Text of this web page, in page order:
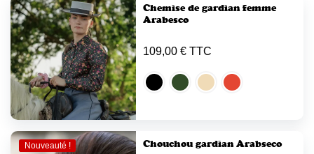
Chemise de gardian femme
Arabesco
109,00 € TTC
Nouveauté ! Chouchou gardian Arabseco